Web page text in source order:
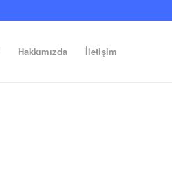
Hakkımızda İletişim